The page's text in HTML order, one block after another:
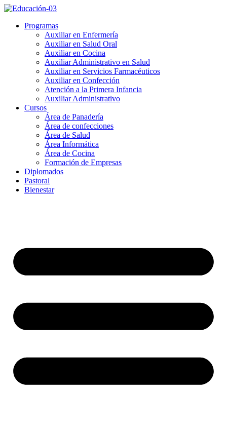
Programas
Auxiliar en Enfermería
Auxiliar en Salud Oral
Auxiliar en Cocina
Auxiliar Administrativo en Salud
Auxiliar en Servicios Farmacéuticos
Auxiliar en Confección
Atención a la Primera Infancia
Auxiliar Administrativo
Cursos
Área de Panadería
Área de confecciones
Área de Salud
Área Informática
Área de Cocina
Formación de Empresas
Diplomados
Pastoral
Bienestar